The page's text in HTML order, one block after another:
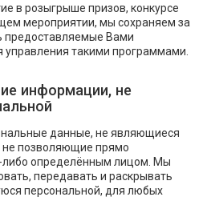
в розыгрыше призов, конкурсе
мероприятии, мы сохраняем за
предоставляемые Вами
такими программами.
информации, не
данные, не являющиеся
позволяющие прямо
либо определённым лицом. Мы
передавать и раскрывать
персональной, для любых